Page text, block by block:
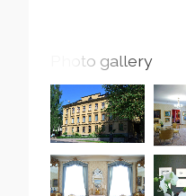
Photo gallery